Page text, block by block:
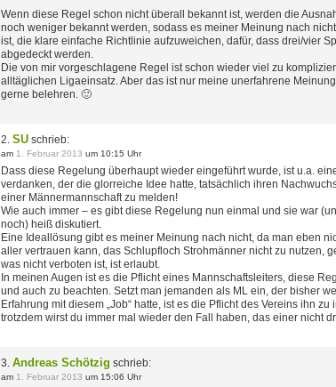
Wenn diese Regel schon nicht überall bekannt ist, werden die
noch weniger bekannt werden, sodass es meiner Meinung nach
ist, die klare einfache Richtlinie aufzuweichen, dafür, dass drei/vier
abgedeckt werden.
Die von mir vorgeschlagene Regel ist schon wieder viel zu
alltäglichen Ligaeinsatz. Aber das ist nur meine unerfahrene
gerne belehren. 🙂
2. SU schrieb:
am 1. Februar 2013 um 10:15 Uhr
Dass diese Regelung überhaupt wieder eingeführt wurde, ist u.a.
verdanken, der die glorreiche Idee hatte, tatsächlich ihren
einer Männermannschaft zu melden!
Wie auch immer – es gibt diese Regelung nun einmal und sie war
noch) heiß diskutiert.
Eine Ideallösung gibt es meiner Meinung nach nicht, da man eben
aller vertrauen kann, das Schlupfloch Strohmänner nicht zu nutzen,
was nicht verboten ist, ist erlaubt.
In meinen Augen ist es die Pflicht eines Mannschaftsleiters, diese
und auch zu beachten. Setzt man jemanden als ML ein, der bisher
Erfahrung mit diesem „Job“ hatte, ist es die Pflicht des Vereins ihn
trotzdem wirst du immer mal wieder den Fall haben, das einer nicht
3. Andreas Schötzig schrieb:
am 1. Februar 2013 um 15:06 Uhr